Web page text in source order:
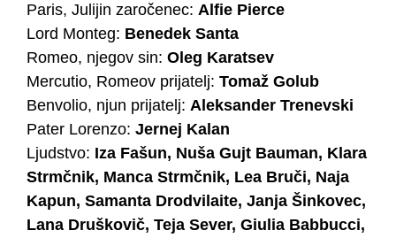
Paris, Julijin zaročenec: Alfie Pierce
Lord Monteg: Benedek Santa
Romeo, njegov sin: Oleg Karatsev
Mercutio, Romeov prijatelj: Tomaž Golub
Benvolio, njun prijatelj: Aleksander Trenevski
Pater Lorenzo: Jernej Kalan
Ljudstvo: Iza Fašun, Nuša Gujt Bauman, Klara
Strmčnik, Manca Strmčnik, Lea Bruči, Naja
Kapun, Samanta Drodvilaite, Janja Šinkovec,
Lana Druškovič, Teja Sever, Giulia Babbucci,